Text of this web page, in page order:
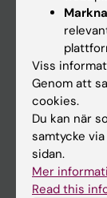
Schema
Studentmejlen
Kurs- och
Student på KI
Viss
Genom att
cookies.
Du kan när
samtycke
sidan.
Mer
Read this